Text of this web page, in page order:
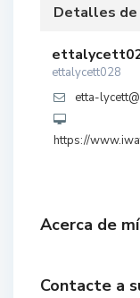
Detalles de
ettalycett028
etta-
https://
Acerca de mí
Contacte a